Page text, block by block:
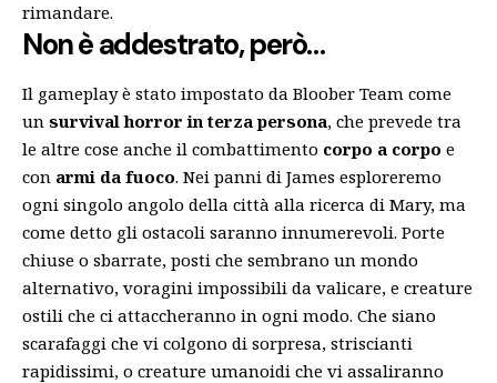
rimandare.
Non è addestrato, però…
Il gameplay è stato impostato da Bloober Team come
un survival horror in terza persona, che prevede tra
le altre cose anche il combattimento corpo a corpo e
con armi da fuoco. Nei panni di James esploreremo
ogni singolo angolo della città alla ricerca di Mary, ma
come detto gli ostacoli saranno innumerevoli. Porte
chiuse o sbarrate, posti che sembrano un mondo
alternativo, voragini impossibili da valicare, e creature
ostili che ci attaccheranno in ogni modo. Che siano
scarafaggi che vi colgono di sorpresa, striscianti
rapidissimi, o creature umanoidi che vi assaliranno